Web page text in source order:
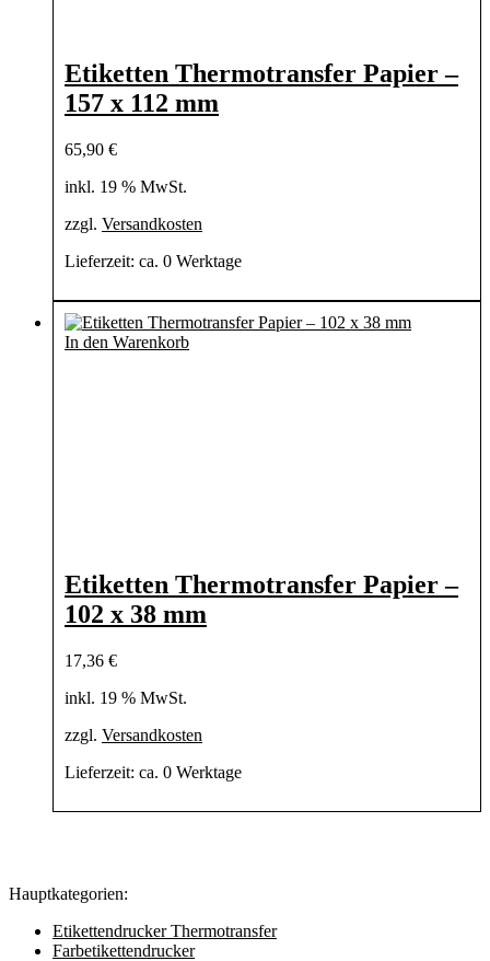
Etiketten Thermotransfer Papier –
157 x 112 mm
65,90 €
inkl. 19 % MwSt.
zzgl. Versandkosten
Lieferzeit: ca. 0 Werktage
In den Warenkorb
Etiketten Thermotransfer Papier –
102 x 38 mm
17,36 €
inkl. 19 % MwSt.
zzgl. Versandkosten
Lieferzeit: ca. 0 Werktage
Hauptkategorien:
Etikettendrucker Thermotransfer
Farbetikettendrucker